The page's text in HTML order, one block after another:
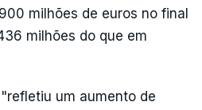
milhões de euros no final
milhões do que em
um aumento de